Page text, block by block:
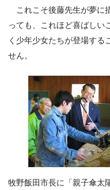
これこそ後藤先生が夢に
っても、これほど喜ばしい
く少年少女たちが登場する
せん。
牧野飯田市長に「親子傘太